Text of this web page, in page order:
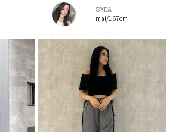
GYDA
mai/167cm